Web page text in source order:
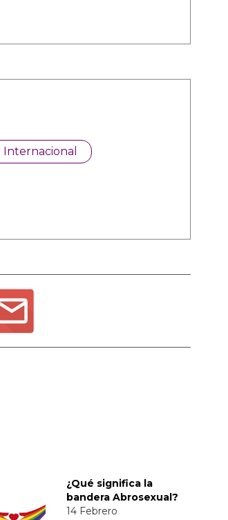
Internacional
¿Qué significa la
bandera Abrosexual?
14 Febrero